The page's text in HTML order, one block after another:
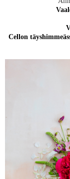
Cellon